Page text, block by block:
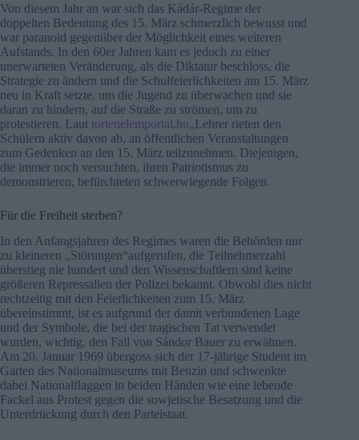
Von diesem Jahr an war sich das Kádár-Regime der
doppelten Bedeutung des 15. März schmerzlich bewusst und
war paranoid gegenüber der Möglichkeit eines weiteren
Aufstands. In den 60er Jahren kam es jedoch zu einer
unerwarteten Veränderung, als die Diktatur beschloss, die
Strategie zu ändern und die Schulfeierlichkeiten am 15. März
neu in Kraft setzte, um die Jugend zu überwachen und sie
daran zu hindern, auf die Straße zu strömen, um zu
protestieren. Laut tortenelemportal.hu„Lehrer rieten den
Schülern aktiv davon ab, an öffentlichen Veranstaltungen
zum Gedenken an den 15. März teilzunehmen. Diejenigen,
die immer noch versuchten, ihren Patriotismus zu
demonstrieren, befürchteten schwerwiegende Folgen.
Für die Freiheit sterben?
In den Anfangsjahren des Regimes waren die Behörden nur
zu kleineren „Störungen“aufgerufen, die Teilnehmerzahl
überstieg nie hundert und den Wissenschaftlern sind keine
größeren Repressalien der Polizei bekannt. Obwohl dies nicht
rechtzeitig mit den Feierlichkeiten zum 15. März
übereinstimmt, ist es aufgrund der damit verbundenen Lage
und der Symbole, die bei der tragischen Tat verwendet
wurden, wichtig, den Fall von Sándor Bauer zu erwähnen.
Am 20. Januar 1969 übergoss sich der 17-jährige Student im
Garten des Nationalmuseums mit Benzin und schwenkte
dabei Nationalflaggen in beiden Händen wie eine lebende
Fackel aus Protest gegen die sowjetische Besatzung und die
Unterdrückung durch den Parteistaat.